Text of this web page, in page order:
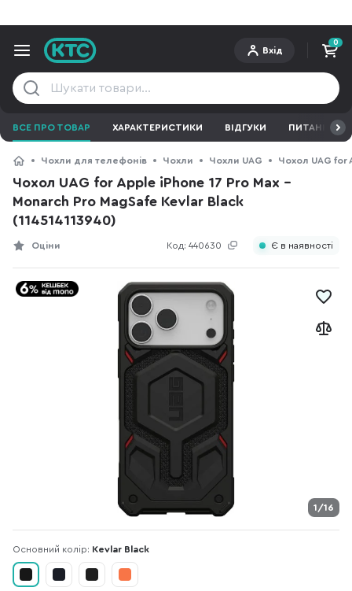
Вхід
0
ВСЕ ПРО ТОВАР ХАРАКТЕРИСТИКИ ВІДГУКИ ПИТАННЯ ТА
Чохли для телефонів Чохли Чохли UAG Чохол UAG for
Чохол UAG for Apple iPhone 17 Pro Max -
Monarch Pro MagSafe Kevlar Black
(114514113940)
Код: 440630
Оціни Є в наявності
1/16
Основний колір: Kevlar Black